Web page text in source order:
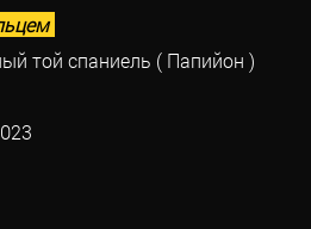
той спаниель ( Папийон )